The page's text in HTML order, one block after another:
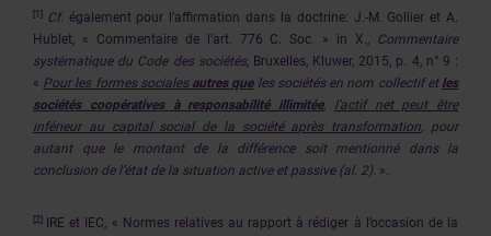
[1] Cf. également pour l’affirmation dans la doctrine: J.-M. Gollier et A.
Hublet, « Commentaire de l’art. 776 C. Soc. » in X., Commentaire
systématique du Code des sociétés, Bruxelles, Kluwer, 2015, p. 4, n° 9 :
« Pour les formes sociales autres queles sociétés en nom collectif et les
sociétés coopératives à responsabilité illimitée, l’actif net peut être
inférieur au capital social de la société après transformation, pour
autant que le montant de la différence soit mentionné dans la
conclusion de l’état de la situation active et passive (al. 2). ».
[2]
IRE et IEC, « Normes relatives au rapport à rédiger à l’occasion de la